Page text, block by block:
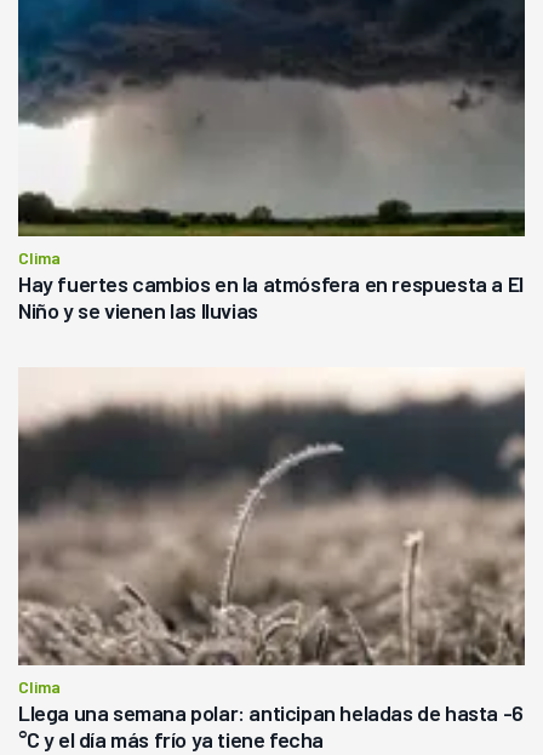
Clima
Hay fuertes cambios en la atmósfera en respuesta a El
Niño y se vienen las lluvias
Clima
Llega una semana polar: anticipan heladas de hasta -6
°C y el día más frío ya tiene fecha